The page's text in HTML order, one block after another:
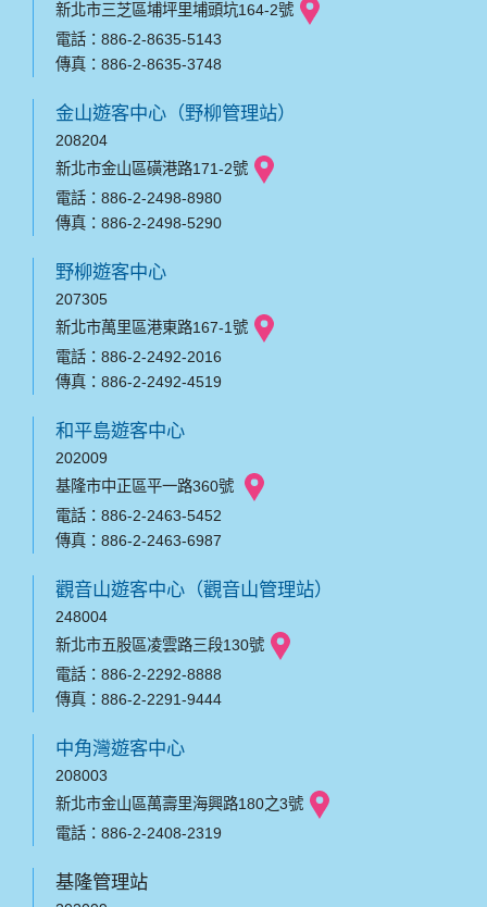
新北市三芝區埔坪里埔頭坑164-2號
電話：886-2-8635-5143
傳真：886-2-8635-3748
金山遊客中心（野柳管理站）
208204
新北市金山區磺港路171-2號
電話：886-2-2498-8980
傳真：886-2-2498-5290
野柳遊客中心
207305
新北市萬里區港東路167-1號
電話：886-2-2492-2016
傳真：886-2-2492-4519
和平島遊客中心
202009
基隆市中正區平一路360號
電話：886-2-2463-5452
傳真：886-2-2463-6987
觀音山遊客中心（觀音山管理站）
248004
新北市五股區凌雲路三段130號
電話：886-2-2292-8888
傳真：886-2-2291-9444
中角灣遊客中心
208003
新北市金山區萬壽里海興路180之3號
電話：886-2-2408-2319
基隆管理站